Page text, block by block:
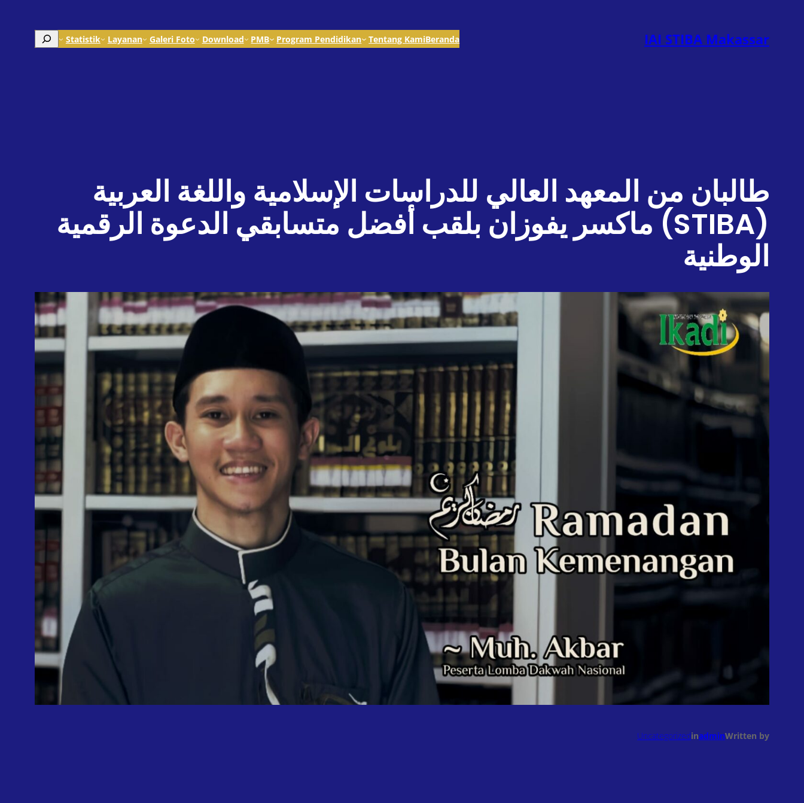
المحتوى
IAI STIBA Makassar
Beranda
Tentang Kami
Program Pendidikan
PMB
Download
Galeri Foto
Layanan
Statistik
Search
طالبان من المعهد العالي للدراسات الإسلامية واللغة العربية
(STIBA) ماكسر يفوزان بلقب أفضل متسابقي الدعوة الرقمية
الوطنية
Written by
admin
in
Uncategorized